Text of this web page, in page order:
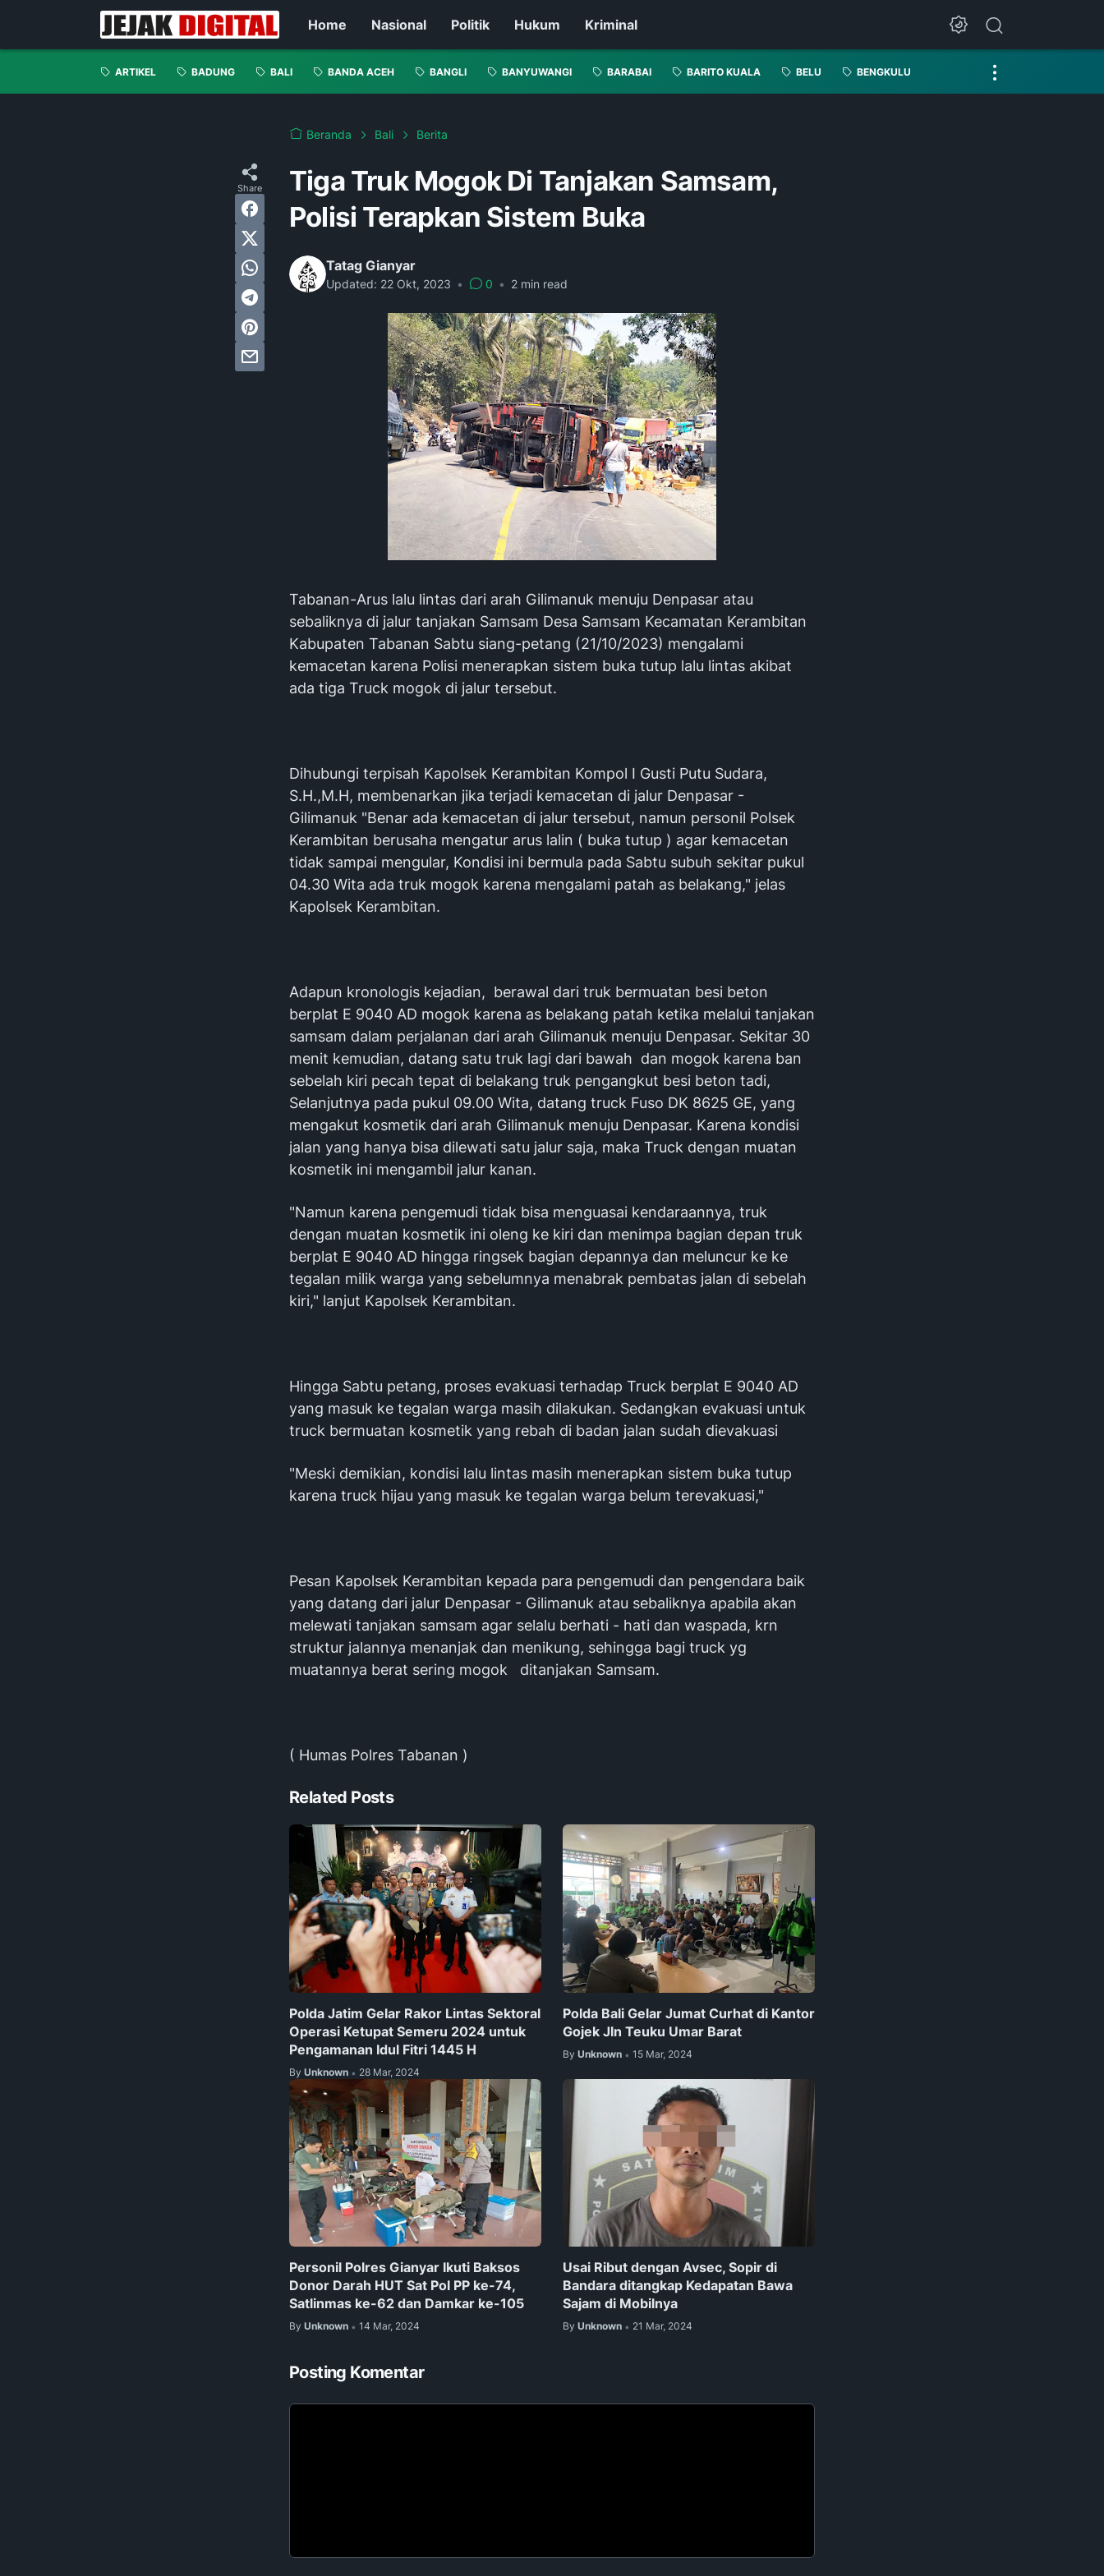
Home Nasional Politik Hukum Kriminal
ARTIKEL BADUNG BALI BANDA ACEH BANGLI BANYUWANGI BARABAI BARITO KUALA BELU BENGKULU
Beranda Bali Berita
Tiga Truk Mogok Di Tanjakan Samsam,
Polisi Terapkan Sistem Buka
Tatag Gianyar
Updated: 22 Okt, 2023 • 0 • 2 min read
Tabanan-Arus lalu lintas dari arah Gilimanuk menuju Denpasar atau
sebaliknya di jalur tanjakan Samsam Desa Samsam Kecamatan Kerambitan
Kabupaten Tabanan Sabtu siang-petang (21/10/2023) mengalami
kemacetan karena Polisi menerapkan sistem buka tutup lalu lintas akibat
ada tiga Truck mogok di jalur tersebut.
Dihubungi terpisah Kapolsek Kerambitan Kompol I Gusti Putu Sudara,
S.H.,M.H, membenarkan jika terjadi kemacetan di jalur Denpasar -
Gilimanuk "Benar ada kemacetan di jalur tersebut, namun personil Polsek
Kerambitan berusaha mengatur arus lalin ( buka tutup ) agar kemacetan
tidak sampai mengular, Kondisi ini bermula pada Sabtu subuh sekitar pukul
04.30 Wita ada truk mogok karena mengalami patah as belakang," jelas
Kapolsek Kerambitan.
Adapun kronologis kejadian, berawal dari truk bermuatan besi beton
berplat E 9040 AD mogok karena as belakang patah ketika melalui tanjakan
samsam dalam perjalanan dari arah Gilimanuk menuju Denpasar. Sekitar 30
menit kemudian, datang satu truk lagi dari bawah dan mogok karena ban
sebelah kiri pecah tepat di belakang truk pengangkut besi beton tadi,
Selanjutnya pada pukul 09.00 Wita, datang truck Fuso DK 8625 GE, yang
mengakut kosmetik dari arah Gilimanuk menuju Denpasar. Karena kondisi
jalan yang hanya bisa dilewati satu jalur saja, maka Truck dengan muatan
kosmetik ini mengambil jalur kanan.
"Namun karena pengemudi tidak bisa menguasai kendaraannya, truk
dengan muatan kosmetik ini oleng ke kiri dan menimpa bagian depan truk
berplat E 9040 AD hingga ringsek bagian depannya dan meluncur ke ke
tegalan milik warga yang sebelumnya menabrak pembatas jalan di sebelah
kiri," lanjut Kapolsek Kerambitan.
Hingga Sabtu petang, proses evakuasi terhadap Truck berplat E 9040 AD
yang masuk ke tegalan warga masih dilakukan. Sedangkan evakuasi untuk
truck bermuatan kosmetik yang rebah di badan jalan sudah dievakuasi
"Meski demikian, kondisi lalu lintas masih menerapkan sistem buka tutup
karena truck hijau yang masuk ke tegalan warga belum terevakuasi,"
Pesan Kapolsek Kerambitan kepada para pengemudi dan pengendara baik
yang datang dari jalur Denpasar - Gilimanuk atau sebaliknya apabila akan
melewati tanjakan samsam agar selalu berhati - hati dan waspada, krn
struktur jalannya menanjak dan menikung, sehingga bagi truck yg
muatannya berat sering mogok ditanjakan Samsam.
( Humas Polres Tabanan )
Related Posts
Polda Jatim Gelar Rakor Lintas Sektoral
Operasi Ketupat Semeru 2024 untuk
Pengamanan Idul Fitri 1445 H
By Unknown • 28 Mar, 2024
Polda Bali Gelar Jumat Curhat di Kantor
Gojek Jln Teuku Umar Barat
By Unknown • 15 Mar, 2024
Personil Polres Gianyar Ikuti Baksos
Donor Darah HUT Sat Pol PP ke-74,
Satlinmas ke-62 dan Damkar ke-105
By Unknown • 14 Mar, 2024
Usai Ribut dengan Avsec, Sopir di
Bandara ditangkap Kedapatan Bawa
Sajam di Mobilnya
By Unknown • 21 Mar, 2024
Posting Komentar